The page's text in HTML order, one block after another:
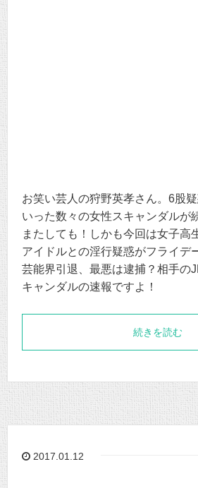
お笑い芸人の狩野英孝さん。6股
いった数々の女性スキャンダルが
またしても！しかも今回は女子高
アイドルとの淫行疑惑がフライデ
芸能界引退、最悪は逮捕？相手の
キャンダルの速報ですよ！
続きを読む
2017.01.12